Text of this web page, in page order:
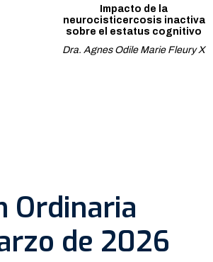
Impacto de la
neurocisticercosis inactiva
sobre el estatus cognitivo
Dra. Agnes Odile Marie Fleury X
Ordinaria
de 2026